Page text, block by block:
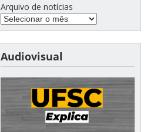
Arquivo de notícias
Audiovisual